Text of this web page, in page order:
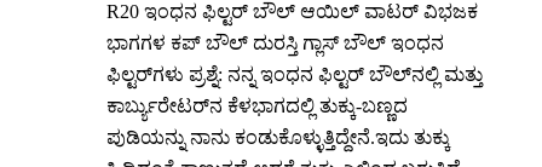
R20 ಇಂಧನ ಫಿಲ್ಟರ್ ಬೌಲ್ ಆಯಿಲ್ ವಾಟರ್ ವಿಭಜಕ
ಭಾಗಗಳ ಕಪ್ ಬೌಲ್ ದುರಸ್ತಿ ಗ್ಲಾಸ್ ಬೌಲ್ ಇಂಧನ
ಫಿಲ್ಟರ್‌ಗಳು ಪ್ರಶ್ನೆ: ನನ್ನ ಇಂಧನ ಫಿಲ್ಟರ್ ಬೌಲ್‌ನಲ್ಲಿ ಮತ್ತು
ಕಾರ್ಬ್ಯುರೇಟರ್‌ನ ಕೆಳಭಾಗದಲ್ಲಿ ತುಕ್ಕು-ಬಣ್ಣದ
ಪುಡಿಯನ್ನು ನಾನು ಕಂಡುಕೊಳ್ಳುತ್ತಿದ್ದೇನೆ.ಇದು ತುಕ್ಕು